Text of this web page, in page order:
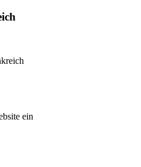
ein